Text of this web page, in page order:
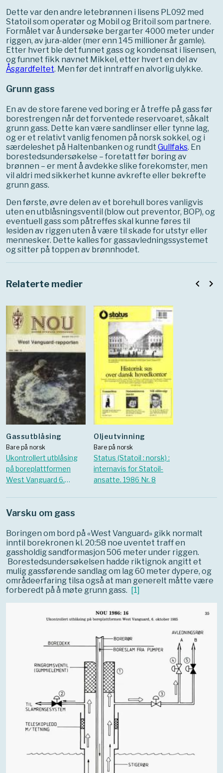
Dette var den andre letebrønnen i lisens PL092 med
Statoil som operatør og Mobil og Britoil som partnere.
Formålet var å undersøke bergarter 4000 meter under
riggen, av jura-alder (mer enn 145 millioner år gamle).
Etter hvert ble det funnet gass og kondensat i lisensen,
og funnet fikk navnet Mikkel, etter hvert en del av
Åsgardfeltet. Men før det inntraff en alvorlig ulykke.
Grunn gass
En av de store farene ved boring er å treffe på gass før
borestrengen når det forventede reservoaret, såkalt
grunn gass. Dette kan være sandlinser eller tynne lag,
og er et relativt vanlig fenomen på norsk sokkel, og i
særdeleshet på Haltenbanken og rundt Gullfaks. En
borestedsundersøkelse – foretatt før boring av
brønnen – er ment å avdekke slike forekomster, men
vil aldri med sikkerhet kunne avkrefte eller bekrefte
grunn gass.
Den første, øvre delen av et borehull bores vanligvis
uten en utblåsningsventil (blow out preventor, BOP), og
eventuell gass som påtreffes skal kunne føres til
lesiden av riggen uten å være til skade for utstyr eller
mennesker. Dette kalles for gassavledningssystemet
og sitter på toppen av brønnhodet.
Relaterte medier
Gassutblåsing
Bare på norsk
Ukontrollert utblåsing
på boreplattformen
West Vanguard 6.
Oljeutvinning
Bare på norsk
Status (Statoil : norsk) :
internavis for Statoil-
ansatte. 1986 Nr. 8
navigate_before navigate_next
Varsku om gass
Boringen om bord på «West Vanguard» gikk normalt
inntil borekronen kl. 20:58 noe uventet traff en
gassholdig sandformasjon 506 meter under riggen.
Borestedsundersøkelsen hadde riktignok angitt et
mulig gassførende sandlag om lag 60 meter dypere, og
områdeerfaring tilsa også at man generelt måtte være
forberedt på å møte grunn gass. [1]